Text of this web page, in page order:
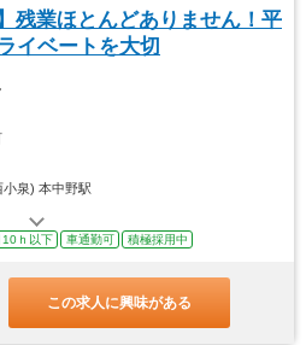
残業ほとんどありません！平
イベートを大切
泉) 本中野駅
10ｈ以下 車通勤可 積極採用中
この求人に興味がある